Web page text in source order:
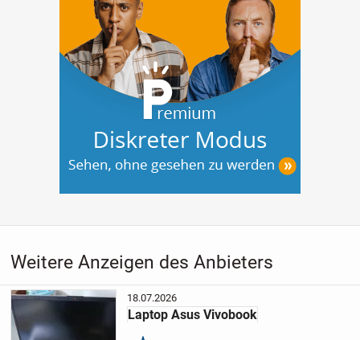
Weitere Anzeigen des Anbieters
18.07.2026
Laptop Asus Vivobook